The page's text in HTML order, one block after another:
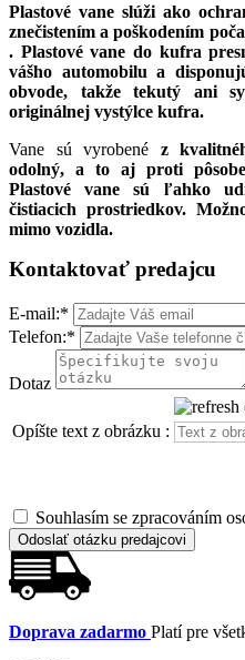
Plastové vane slúži ako
znečistením a poškodením
. Plastové vane do kufra
vášho automobilu a
obvode, takže tekutý ani
originálnej vystýlce kufra.
Vane sú vyrobené z
odolný, a to aj proti
Plastové vane sú ľahko
čistiacich prostriedkov.
mimo vozidla.
Kontaktovať predajcu
E-mail:*
Telefon:*
Dotaz
Opíšte text z obrázku :
Souhlasím se zpracováním
Odoslať otázku predajcovi
Doprava zadarmo Platí pre